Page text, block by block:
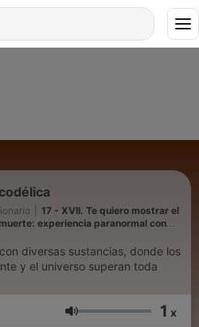
17 - XVII. Te quiero mostrar el
experiencia paranormal con
diversas sustancias, donde los
y el universo superan toda
Volumen 1 x